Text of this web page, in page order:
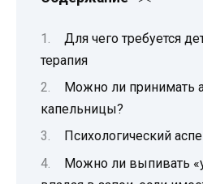
Для чего требуется
терапия
Можно ли принимать
капельницы?
Психологический
Можно ли выпивать